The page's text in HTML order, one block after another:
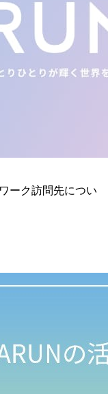
ーク訪問先につい